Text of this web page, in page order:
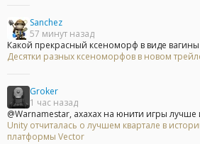
Sanchez
57 минут назад
Какой прекрасный ксеноморф в виде
Десятки разных ксеноморфов в новом
Groker
1 час назад
@Warnamestar, ахахах на юнити игры
Unity отчиталась о лучшем квартале в
платформы Vector